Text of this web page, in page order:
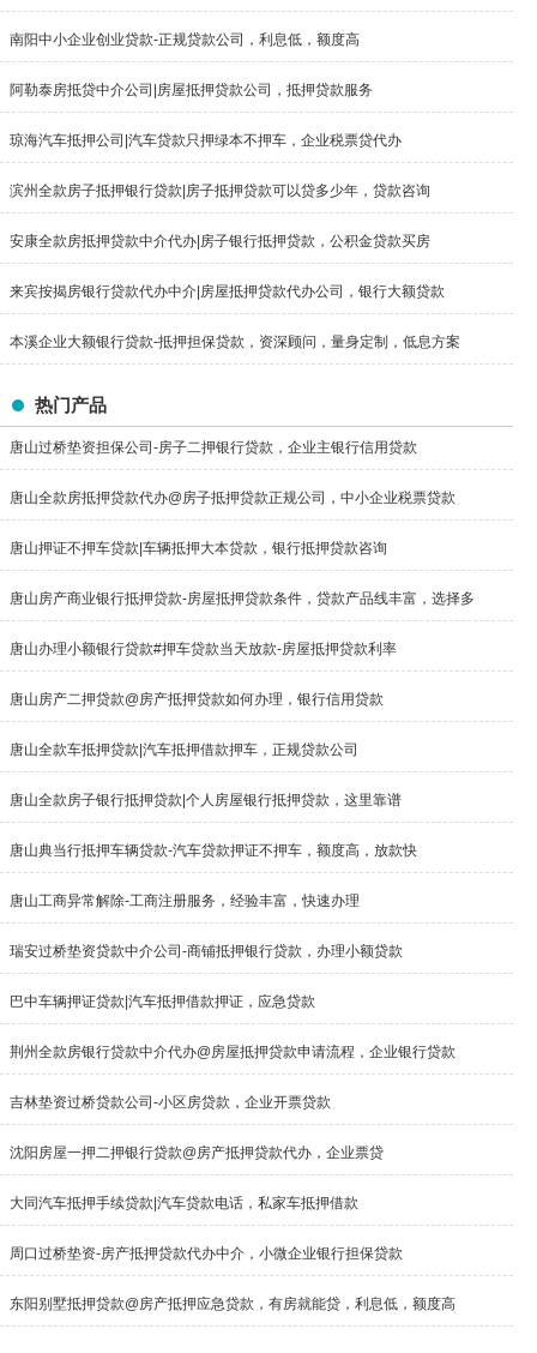
南阳中小企业创业贷款-正规贷款公司，利息低，额度高
阿勒泰房抵贷中介公司|房屋抵押贷款公司，抵押贷款服务
琼海汽车抵押公司|汽车贷款只押绿本不押车，企业税票贷代办
滨州全款房子抵押银行贷款|房子抵押贷款可以贷多少年，贷款咨询
安康全款房抵押贷款中介代办|房子银行抵押贷款，公积金贷款买房
来宾按揭房银行贷款代办中介|房屋抵押贷款代办公司，银行大额贷款
本溪企业大额银行贷款-抵押担保贷款，资深顾问，量身定制，低息方案
热门产品
唐山过桥垫资担保公司-房子二押银行贷款，企业主银行信用贷款
唐山全款房抵押贷款代办@房子抵押贷款正规公司，中小企业税票贷款
唐山押证不押车贷款|车辆抵押大本贷款，银行抵押贷款咨询
唐山房产商业银行抵押贷款-房屋抵押贷款条件，贷款产品线丰富，选择多
唐山办理小额银行贷款#押车贷款当天放款-房屋抵押贷款利率
唐山房产二押贷款@房产抵押贷款如何办理，银行信用贷款
唐山全款车抵押贷款|汽车抵押借款押车，正规贷款公司
唐山全款房子银行抵押贷款|个人房屋银行抵押贷款，这里靠谱
唐山典当行抵押车辆贷款-汽车贷款押证不押车，额度高，放款快
唐山工商异常解除-工商注册服务，经验丰富，快速办理
瑞安过桥垫资贷款中介公司-商铺抵押银行贷款，办理小额贷款
巴中车辆押证贷款|汽车抵押借款押证，应急贷款
荆州全款房银行贷款中介代办@房屋抵押贷款申请流程，企业银行贷款
吉林垫资过桥贷款公司-小区房贷款，企业开票贷款
沈阳房屋一押二押银行贷款@房产抵押贷款代办，企业票贷
大同汽车抵押手续贷款|汽车贷款电话，私家车抵押借款
周口过桥垫资-房产抵押贷款代办中介，小微企业银行担保贷款
东阳别墅抵押贷款@房产抵押应急贷款，有房就能贷，利息低，额度高